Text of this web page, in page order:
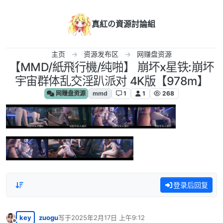
真紅の資源討論組
主页 资源发布区 网赚盘资源
【MMD/紙飛行機/纯啪】 崩坏x星铁:崩坏
宇宙群体乱交淫趴派对 4K版【978m】
网赚盘资源 mmd 1 1 268
登录后回复
key zuogu写于2025年2月17日 上午9:12